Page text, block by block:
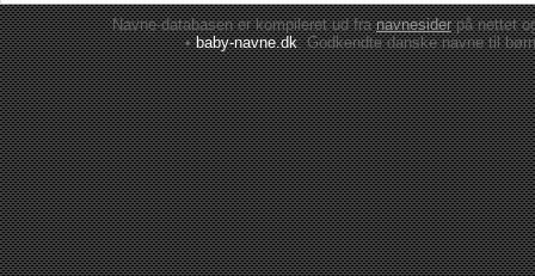
Navne-databasen er kompileret ud franavnesiderpå nettet
•baby-navne.dk: Godkendte danskenavne til børn